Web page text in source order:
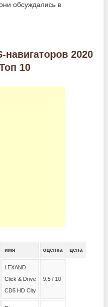
обсуждались в
навигаторов 2020
10
имя оценка цена
LEXAND
Click & Drive
CD5 HD City
9.5 / 10